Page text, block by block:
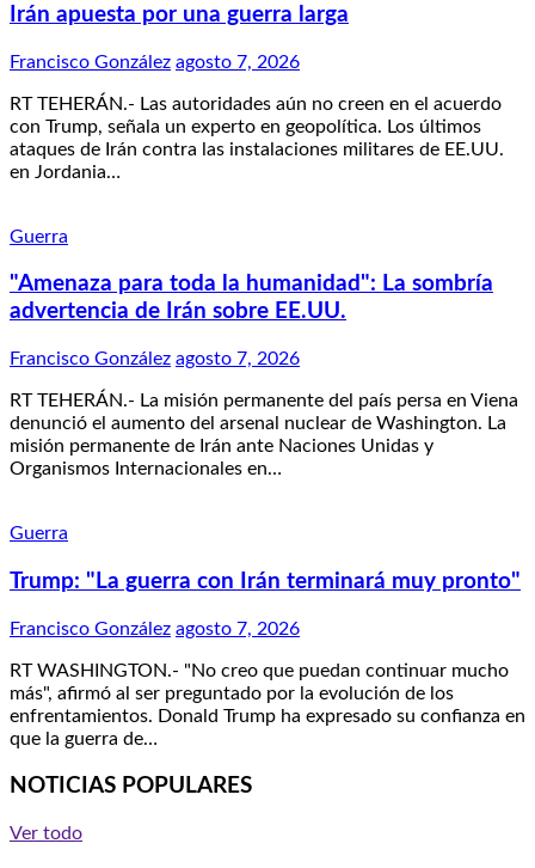
Irán apuesta por una guerra larga
Francisco González agosto 7, 2026
RT TEHERÁN.- Las autoridades aún no creen en el acuerdo
con Trump, señala un experto en geopolítica. Los últimos
ataques de Irán contra las instalaciones militares de EE.UU.
en Jordania…
Guerra
"Amenaza para toda la humanidad": La sombría
advertencia de Irán sobre EE.UU.
Francisco González agosto 7, 2026
RT TEHERÁN.- La misión permanente del país persa en Viena
denunció el aumento del arsenal nuclear de Washington. La
misión permanente de Irán ante Naciones Unidas y
Organismos Internacionales en…
Guerra
Trump: "La guerra con Irán terminará muy pronto"
Francisco González agosto 7, 2026
RT WASHINGTON.- "No creo que puedan continuar mucho
más", afirmó al ser preguntado por la evolución de los
enfrentamientos. Donald Trump ha expresado su confianza en
que la guerra de…
NOTICIAS POPULARES
Ver todo